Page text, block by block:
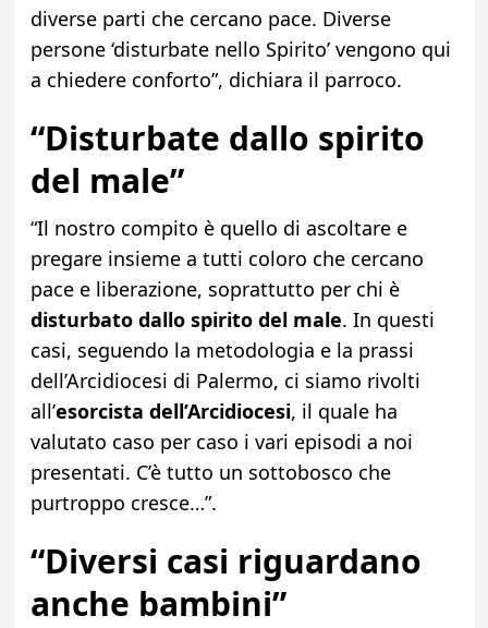
diverse parti che cercano pace. Diverse
persone ‘disturbate nello Spirito’ vengono qui
a chiedere conforto”, dichiara il parroco.
“Disturbate dallo spirito
del male”
“Il nostro compito è quello di ascoltare e
pregare insieme a tutti coloro che cercano
pace e liberazione, soprattutto per chi è
disturbato dallo spirito del male. In questi
casi, seguendo la metodologia e la prassi
dell’Arcidiocesi di Palermo, ci siamo rivolti
all’esorcista dell’Arcidiocesi, il quale ha
valutato caso per caso i vari episodi a noi
presentati. C’è tutto un sottobosco che
purtroppo cresce…”.
“Diversi casi riguardano
anche bambini”